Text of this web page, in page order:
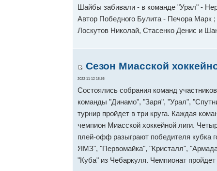
Шайбы забивали - в команде "Урал" -
Автор Победного Булита - Печора Марк
Лоскутов Николай, Стасенко Денис и
Сезон Миасской
2022-11-12 18:56
Состоялись собрания команд
команды "Динамо", "Заря", "Урал",
турнир пройдет в три круга. Каждая
чемпион Миасской хоккейной лиги.
плей-офф разыграют победителя кубка
ЯМЗ", "Первомайка", "Кристалл",
"Куба" из Чебаркуля. Чемпионат